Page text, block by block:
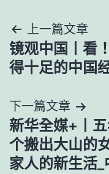
文
章
覽
上一篇文章
镜观中国丨看
得十足的中国
下一篇文章
新华全媒+丨
个搬出大山的
家人的新生活_